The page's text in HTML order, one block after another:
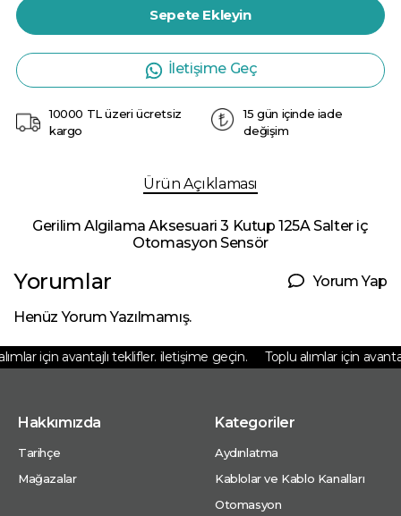
Sepete Ekleyin
İletişime Geç
10000 TL üzeri ücretsiz
kargo
15 gün içinde iade
değişim
Ürün Açıklaması
Gerilim Algilama Aksesuari 3 Kutup 125A Salter iç
Otomasyon Sensör
Yorumlar Yorum Yap
Henüz Yorum Yazılmamış.
için avantajlı teklifler. iletişime geçin. Toplu alımlar için
Hakkımızda
Tarihçe
Mağazalar
Kategoriler
Aydınlatma
Kablolar ve Kablo Kanalları
Otomasyon